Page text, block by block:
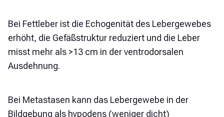
Bei Fettleber ist die Echogenität des Lebergewebes
erhöht, die Gefäßstruktur reduziert und die Leber
misst mehr als >13 cm in der ventrodorsalen
Ausdehnung.
Bei Metastasen kann das Lebergewebe in der
Bildgebung als hypodens (weniger dicht)